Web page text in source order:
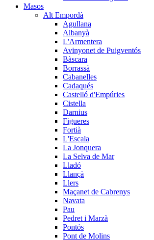
Masos
Alt Empordà
Agullana
Albanyà
L'Armentera
Avinyonet de Puigventós
Bàscara
Borrassà
Cabanelles
Cadaqués
Castelló d'Empúries
Cistella
Darnius
Figueres
Fortià
L'Escala
La Jonquera
La Selva de Mar
Lladó
Llançà
Llers
Maçanet de Cabrenys
Navata
Pau
Pedret i Marzà
Pontós
Pont de Molins